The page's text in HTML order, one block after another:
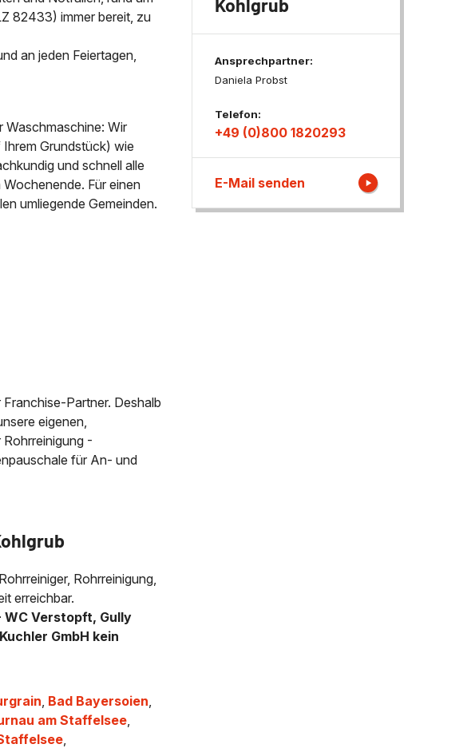
& Aktuelles
/ Bestätigungen
82433) immer bereit, zu
an jeden Feiertagen,
Waschmaschine: Wir
Grundstück) wie
und schnell alle
Für einen
umliegende Gemeinden.
Partner. Deshalb
eigenen,
-
für An- und
Rohrreinigung,
erreichbar.
Verstopft, Gully
GmbH kein
, Bad Bayersoien,
am Staffelsee,
,
Kohlgrub
Ansprechpartner:
Daniela Probst
Telefon:
+49 (0)800 1820293
E-Mail senden